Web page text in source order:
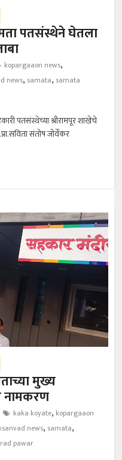
पतसंस्थेने घेतला
kopargaaon news,
news, samata, samata
पतसंस्थेच्या श्रीरामपूर शाखेचे
संतोष जोर्वेकर
मुख्य
नामकरण
kaka koyate, kopargaaon
news, samata,
pawar